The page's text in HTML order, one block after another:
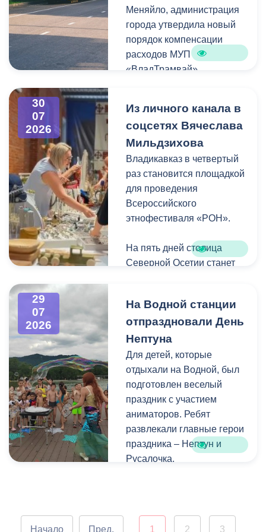
преобразования
набережной Терека как
главной прогулочной зоны
Владикавказа.
Колхидова и руководителя
Северо-Осетинского
отделения студенческих
отрядов Олега Габараева
и всех неравнодушных
гуманитарной помощи для
бойцов.
Мой канал в Макс.
Меняйло, администрация
города утвердила новый
порядок компенсации
расходов МУП
«ВладТрамвай».
проездной, необходимо
сдать фотографию 3×4 в
администрацию своей
школы. Проездной будет
действовать до конца
календарного года.
Пользоваться проездным
удостоверением может
которого он оформлен.
Владикавказа обещала,
что льгота сохранится и
будет предоставляться в
рамках нового
нормативного порядка.
Изменения были связаны
с тем, что в начале 2026
года полномочия по
организации
пассажирских перевозок
перешли в
30
07
2026
Из личного канала в
соцсетях Вячеслава
Мильдзихова
Владикавказ в четвертый
раз становится площадкой
для проведения
Всероссийского
этнофестиваля «РОН».
На пять дней столица
Северной Осетии станет
богатейшее культурное
наследие нашей великой
России.
29
07
2026
На Водной станции
отпраздновали День
Нептуна
Для детей, которые
отдыхали на Водной, был
подготовлен веселый
праздник с участием
аниматоров. Ребят
развлекали главные герои
праздника – Нептун и
Русалочка.
Цгоев, празднование Дня
Начало Пред. 1 2 3